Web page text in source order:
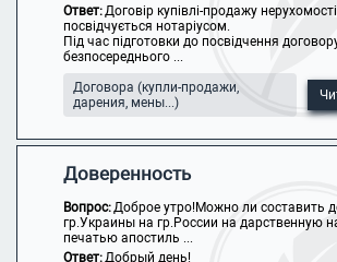
Ответ:Договір купівлі-продажу нерухомості
посвідчується нотаріусом.
Під час підготовки до посвідчення
безпосереднього ...
Договора (купли-продажи,
дарения, мены...)
Доверенность
Вопрос:Доброе утро!Можно ли составить
гр.Украины на гр.России на дарственную
печатью апостиль ...
Ответ:Добрый день!